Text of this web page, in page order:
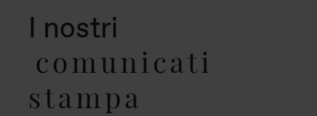
I nostri
comunicati
stampa